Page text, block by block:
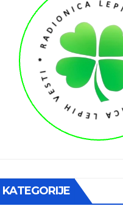
KATEGORIJE